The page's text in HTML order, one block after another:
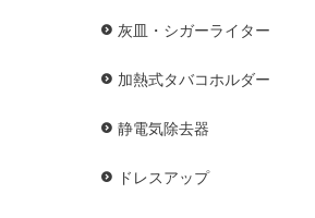
灰皿・シガーライター
加熱式タバコホルダー
静電気除去器
ドレスアップ